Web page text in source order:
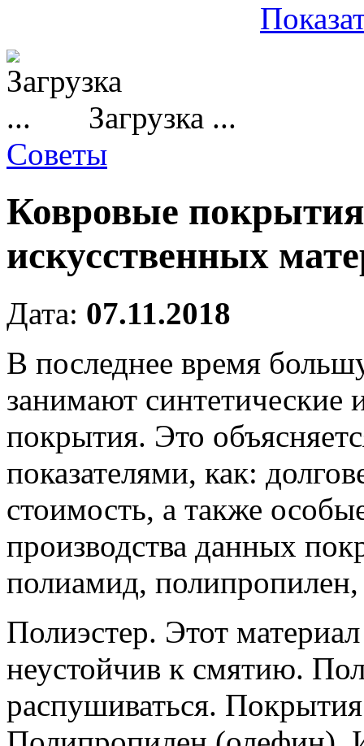
Загрузка ...
Советы
Ковровые
искусственных
Дата: 07.11.2018
В последнее время
занимают синтетические
покрытия. Это
показателями, как:
стоимость, а также
производства данных
полиамид, полипропилен,
Полиэстер. Этот
неустойчив к смятию.
распушиваться.